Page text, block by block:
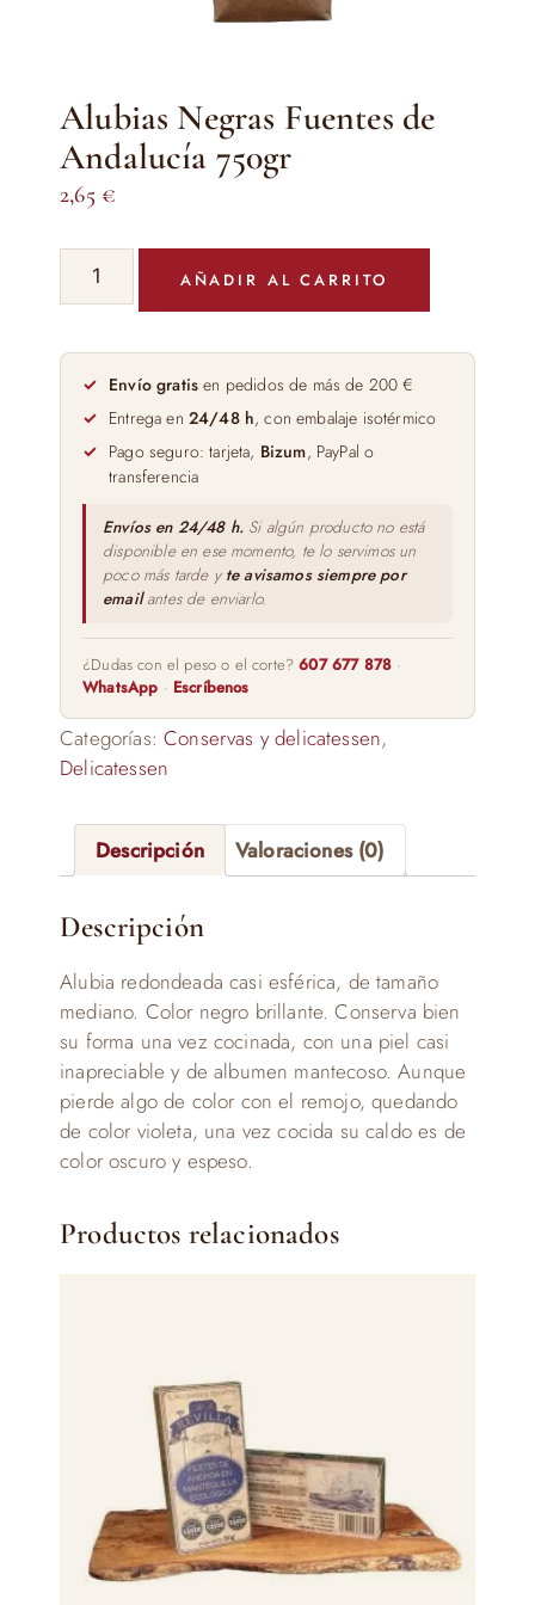
Alubias Negras Fuentes de
Andalucía 750gr
2,65 €
Alubias
Negras
de
Andalucía
750gr
cantidad
AÑADIR AL CARRITO
Envío gratis en pedidos de más de 200 €
Entrega en 24/48 h, con embalaje isotérmico
Pago seguro: tarjeta, Bizum, PayPal o
transferencia
Envíos en 24/48 h. Si algún producto no está
disponible en ese momento, te lo servimos un
poco más tarde y te avisamos siempre por
emailantes de enviarlo.
¿Dudas con el peso o el corte?607 677 878 ·
WhatsApp · Escríbenos
Categorías:Conservas y delicatessen,
Delicatessen
Descripción Valoraciones (0)
Descripción
Alubia redondeada casi esférica, de tamaño
mediano. Color negro brillante. Conserva bien
su forma una vez cocinada, con una piel casi
inapreciable y de albumen mantecoso. Aunque
pierde algo de color con el remojo, quedando
de color violeta, una vez cocida su caldo es de
color oscuro y espeso.
Productos relacionados